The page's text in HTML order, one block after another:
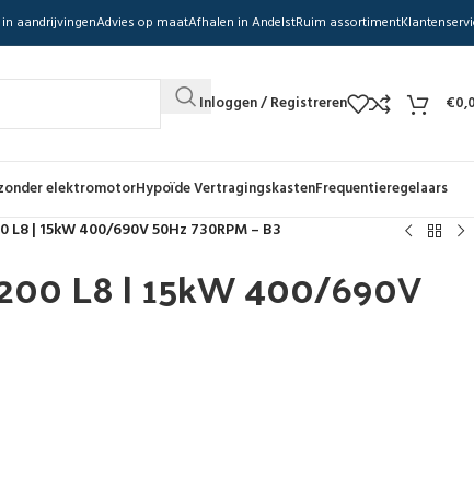
aandrijvingenAdvies op maatAfhalen in AndelstRuim assortiment
Inloggen / Registreren €
elektromotorHypoïde VertragingskastenFrequentieregelaars
| 15kW 400/690V 50Hz 730RPM – B3
L8 | 15kW 400/690V